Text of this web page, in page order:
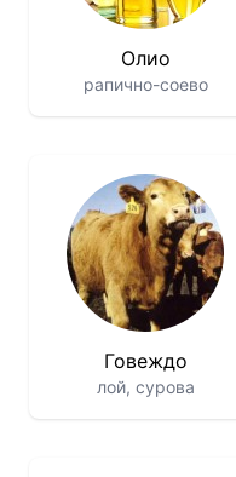
Олио
рапично-соево
Говеждо
лой, сурова